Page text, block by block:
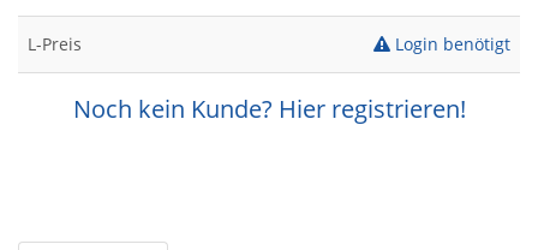
L-Preis Login benötigt
Noch kein Kunde? Hier registrieren!